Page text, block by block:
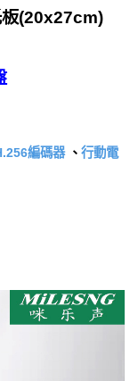
(20x27cm)
編碼器、 行動電